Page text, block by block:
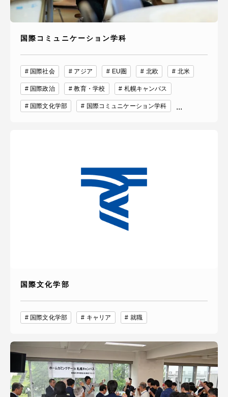
国際コミュニケーション学科
国際社会 アジア EU圏 北欧 北米
国際政治 教育・学校 札幌キャンパス
国際文化学部 国際コミュニケーション学科 ...
国際文化学部
国際文化学部 キャリア 就職